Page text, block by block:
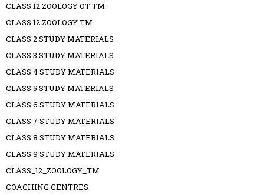
CLASS 12 ZOOLOGY OT TM
CLASS 12 ZOOLOGY TM
CLASS 2 STUDY MATERIALS
CLASS 3 STUDY MATERIALS
CLASS 4 STUDY MATERIALS
CLASS 5 STUDY MATERIALS
CLASS 6 STUDY MATERIALS
CLASS 7 STUDY MATERIALS
CLASS 8 STUDY MATERIALS
CLASS 9 STUDY MATERIALS
CLASS_12_ZOOLOGY_TM
COACHING CENTRES